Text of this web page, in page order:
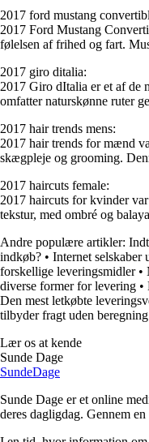
2017 ford mustang
2017 Ford Mustang
følelsen af frihed og fart.
2017 giro ditalia:
2017 Giro dItalia er et af de
omfatter naturskønne ruter
2017 hair trends mens:
2017 hair trends for mænd
skægpleje og grooming.
2017 haircuts female:
2017 haircuts for kvinder
tekstur, med ombré og
Andre populære artikler:
indkøb? • Internet selskaber
forskellige leveringsmidler•
diverse former for levering •
Den mest letkøbte
tilbyder fragt uden beregning
Lær os at kende
Sunde Dage
SundeDage
Sunde Dage er et online
deres dagligdag. Gennem